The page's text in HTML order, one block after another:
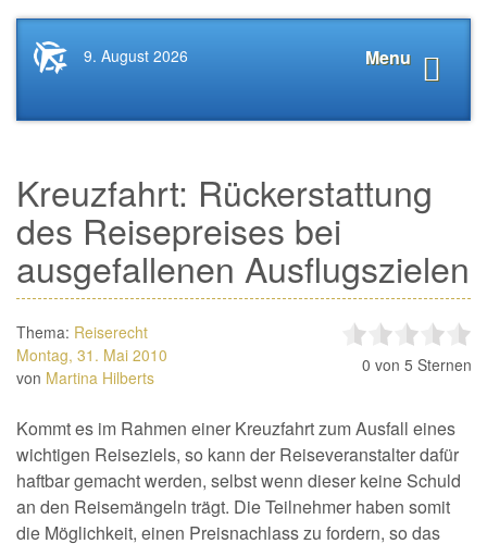
Startseite
News.Tourismus.com
Menu
9. August 2026
Kreuzfahrt: Rückerstattung
des Reisepreises bei
ausgefallenen Ausflugszielen
Thema: Reiserecht
Montag, 31. Mai 2010
von Martina Hilberts
0 von 5 Sternen
Kommt es im Rahmen einer Kreuzfahrt zum Ausfall eines
wichtigen Reiseziels, so kann der Reiseveranstalter dafür
haftbar gemacht werden, selbst wenn dieser keine Schuld
an den Reisemängeln trägt. Die Teilnehmer haben somit
die Möglichkeit, einen Preisnachlass zu fordern, so das